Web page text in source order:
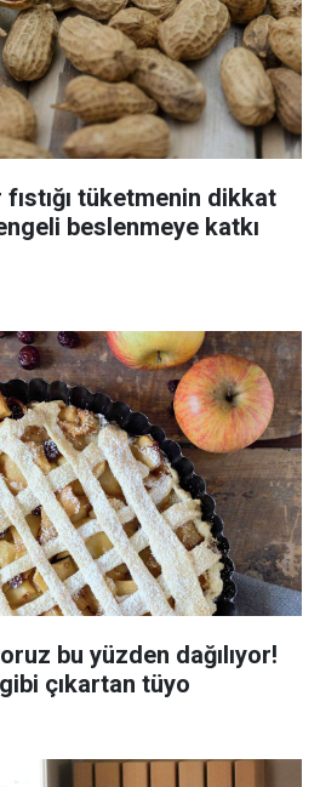
tüketmenin dikkat
beslenmeye katkı
bu yüzden dağılıyor!
çıkartan tüyo